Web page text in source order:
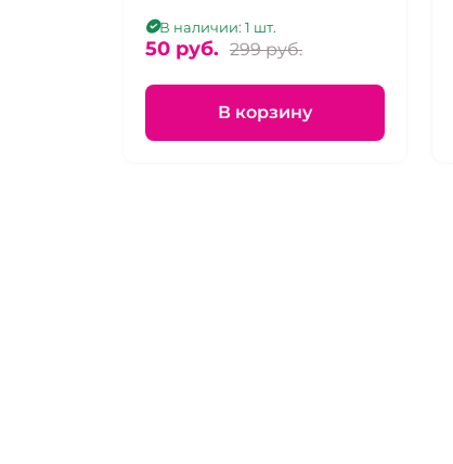
В наличии: 1 шт.
50 pуб. 299 pуб.
В корзину